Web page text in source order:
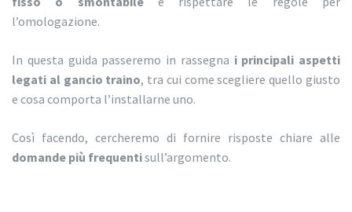
l’omologazione.
In questa guida passeremo in rassegna i principali aspetti
legati al gancio traino, tra cui come scegliere quello giusto
e cosa comporta l’installarne uno.
Così facendo, cercheremo di fornire risposte chiare alle
domande più frequentisull’argomento.